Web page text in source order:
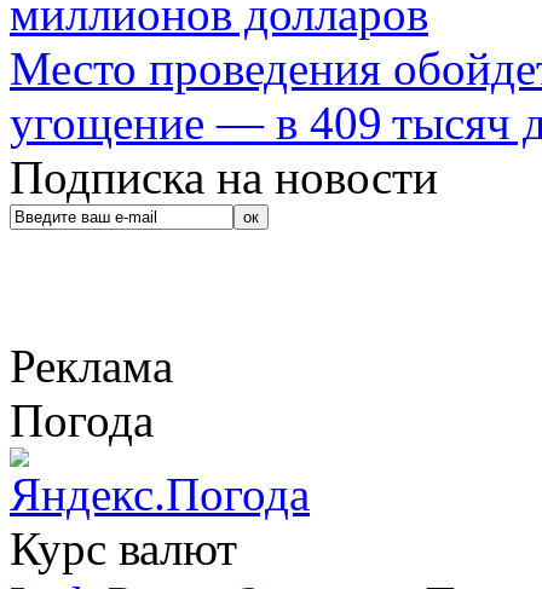
миллионов долларов
Место проведения
угощение — в 409 тысяч
Подписка на новости
Реклама
Погода
Курс валют